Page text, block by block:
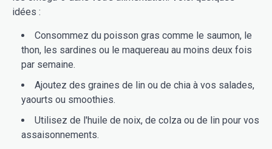
idées :
Consommez du poisson gras comme le saumon, le
thon, les sardines ou le maquereau au moins deux fois
par semaine.
Ajoutez des graines de lin ou de chia à vos salades,
yaourts ou smoothies.
Utilisez de l'huile de noix, de colza ou de lin pour vos
assaisonnements.